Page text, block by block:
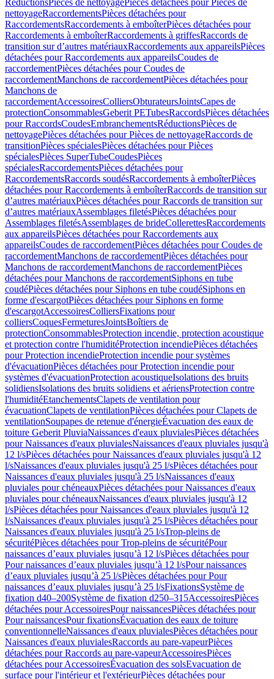
RéductionsPièces de nettoyagePièces détachées pour Pièces de
nettoyageRaccordementsPièces détachées pour
RaccordementsRaccordements à emboîterPièces détachées pour
Raccordements à emboîterRaccordements à griffesRaccords de
transition sur d’autres matériauxRaccordements aux appareilsPièces
détachées pour Raccordements aux appareilsCoudes de
raccordementPièces détachées pour Coudes de
raccordementManchons de raccordementPièces détachées pour
Manchons de
raccordementAccessoiresColliersObturateursJointsCapes de
protectionConsommablesGeberit PETubesRaccordsPièces détachées
pour RaccordsCoudesEmbranchementsRéductionsPièces de
nettoyagePièces détachées pour Pièces de nettoyageRaccords de
transitionPièces spécialesPièces détachées pour Pièces
spécialesPièces SuperTubeCoudesPièces
spécialesRaccordementsPièces détachées pour
RaccordementsRaccords soudésRaccordements à emboîterPièces
détachées pour Raccordements à emboîterRaccords de transition sur
d’autres matériauxPièces détachées pour Raccords de transition sur
d’autres matériauxAssemblages filetésPièces détachées pour
Assemblages filetésAssemblages de brideCollerettesRaccordements
aux appareilsPièces détachées pour Raccordements aux
appareilsCoudes de raccordementPièces détachées pour Coudes de
raccordementManchons de raccordementPièces détachées pour
Manchons de raccordementManchons de raccordementPièces
détachées pour Manchons de raccordementSiphons en tube
coudéPièces détachées pour Siphons en tube coudéSiphons en
forme d'escargotPièces détachées pour Siphons en forme
d'escargotAccessoiresColliersFixations pour
colliersCoquesFermeturesJointsBoîtiers de
protectionConsommablesProtection incendie, protection acoustique
et protection contre l'humiditéProtection incendiePièces détachées
pour Protection incendieProtection incendie pour systèmes
d'évacuationPièces détachées pour Protection incendie pour
systèmes d'évacuationProtection acoustiqueIsolations des bruits
solidiensIsolations des bruits solidiens et aériensProtection contre
l'humiditéEtanchementsClapets de ventilation pour
évacuationClapets de ventilationPièces détachées pour Clapets de
ventilationSoupapes de retenue d'énergieÉvacuation des eaux de
toiture Geberit PluviaNaissances d'eaux pluvialesPièces détachées
pour Naissances d'eaux pluvialesNaissances d'eaux pluviales jusqu'à
12 l/sPièces détachées pour Naissances d'eaux pluviales jusqu'à 12
l/sNaissances d'eaux pluviales jusqu'à 25 l/sPièces détachées pour
Naissances d'eaux pluviales jusqu'à 25 l/sNaissances d'eaux
pluviales pour chéneauxPièces détachées pour Naissances d'eaux
pluviales pour chéneauxNaissances d'eaux pluviales jusqu'à 12
l/sPièces détachées pour Naissances d'eaux pluviales jusqu'à 12
l/sNaissances d'eaux pluviales jusqu'à 25 l/sPièces détachées pour
Naissances d'eaux pluviales jusqu'à 25 l/sTrop-pleins de
sécuritéPièces détachées pour Trop-pleins de sécuritéPour
naissances d’eaux pluviales jusqu’à 12 l/sPièces détachées pour
Pour naissances d’eaux pluviales jusqu’à 12 l/sPour naissances
d’eaux pluviales jusqu’à 25 l/sPièces détachées pour Pour
naissances d’eaux pluviales jusqu’à 25 l/sFixationsSystème de
fixation d40–200Système de fixation d250–315AccessoiresPièces
détachées pour AccessoiresPour naissancesPièces détachées pour
Pour naissancesPour fixationsÉvacuation des eaux de toiture
conventionnelleNaissances d'eaux pluvialesPièces détachées pour
Naissances d'eaux pluvialesRaccords au pare-vapeurPièces
détachées pour Raccords au pare-vapeurAccessoiresPièces
détachées pour AccessoiresÉvacuation des solsEvacuation de
surface pour l'intérieur et l'extérieurPièces détachées pour